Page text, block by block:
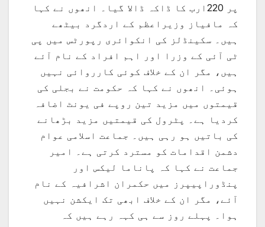
پر 220ارب کا ڈاکہ ڈالا گیا۔ انھوں نے کہا
کہ مافیاز وزیراعظم کے اردگرد بیٹھے
ہیں۔ سکینڈلز کی انکوائری رپورٹس میں پی
ٹی آئی کے وزرا اور اہم افراد کے نام آئے
ہیں، مگر ان کے خلاف کوئی کارروائی نہیں
ہوئی۔ انھوں نے کہا کہ حکومت نے بجلی کی
قیمتوں میں مزید تین روپے فی یونٹ اضافہ
کردیا ہے۔ پٹرول کی قیمتیں مزید بڑھانے
کی باتیں ہو رہی ہیں۔ جماعت اسلامی عوام
دشمن اقدامات کو مسترد کرتی ہے۔ امیر
جماعت نے کہا کہ پاناما لیکس اور
پنڈوراپیپرز میں حکمران اشرافیہ کے نام
آئے، مگر ان کے خلاف ابھی تک ایکشن نہیں
ہوا۔ پہلے روز سے ہی کہہ رہے ہیں کہ